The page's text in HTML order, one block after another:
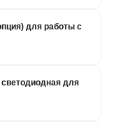
для работы с
для